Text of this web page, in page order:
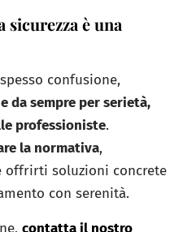
sicurezza è una
confusione,
da sempre per serietà,
professioniste.
la normativa,
offrirti soluzioni concrete
con serenità.
contatta il nostro